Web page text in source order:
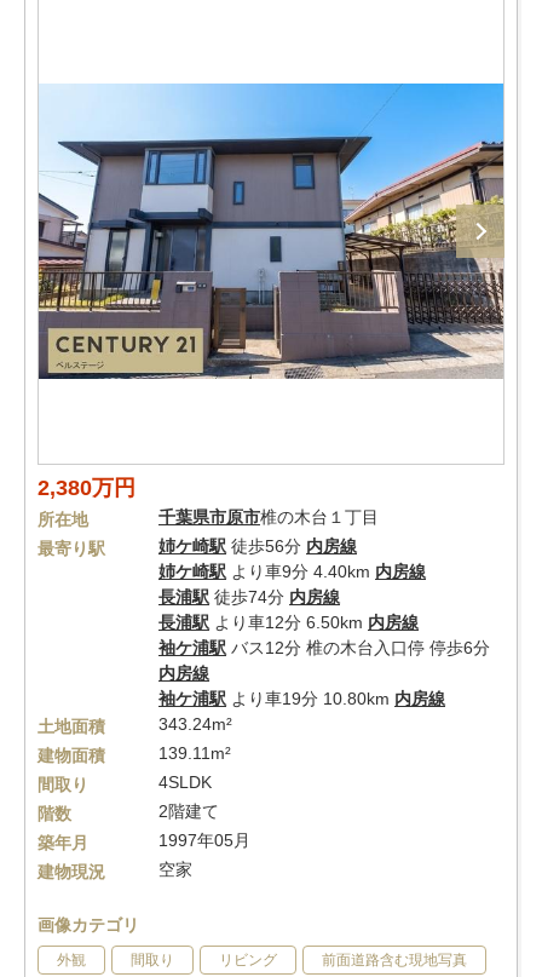
2,380万円
所在地 千葉県市原市椎の木台１丁目
最寄り駅
姉ケ崎駅 徒歩56分 内房線
姉ケ崎駅 より車9分 4.40km 内房線
長浦駅 徒歩74分 内房線
長浦駅 より車12分 6.50km 内房線
袖ケ浦駅 バス12分 椎の木台入口停 停歩6分
内房線
袖ケ浦駅 より車19分 10.80km 内房線
土地面積
343.24m²
建物面積
139.11m²
間取り
4SLDK
階数
2階建て
築年月
1997年05月
建物現況
空家
画像カテゴリ
外観 間取り リビング 前面道路含む現地写真